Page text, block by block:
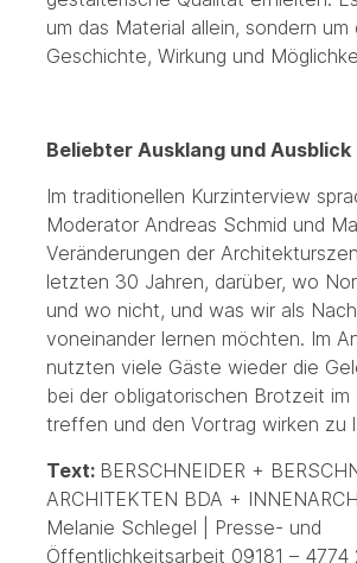
um das Material allein, sondern um
Geschichte, Wirkung und
Beliebter Ausklang und Ausblick
Im traditionellen Kurzinterview
Moderator Andreas Schmid und
Veränderungen der
letzten 30 Jahren, darüber, wo
und wo nicht, und was wir als
voneinander lernen möchten. Im
nutzten viele Gäste wieder die
bei der obligatorischen Brotzeit im
treffen und den Vortrag wirken zu
Text: BERSCHNEIDER +
ARCHITEKTEN BDA +
Melanie Schlegel | Presse- und
Öffentlichkeitsarbeit 09181 – 4774